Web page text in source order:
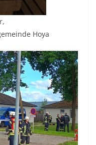
Hoya